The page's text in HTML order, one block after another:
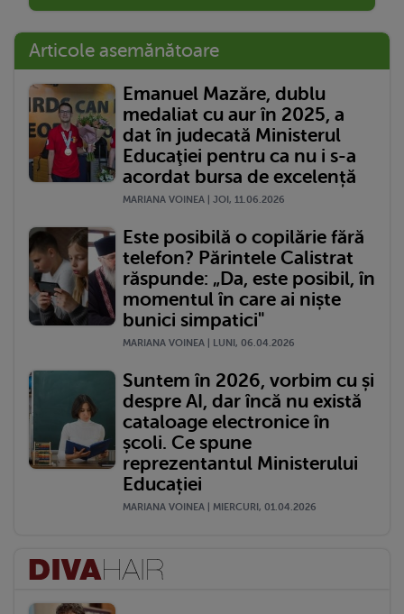
Articole asemănătoare
Emanuel Mazăre, dublu
medaliat cu aur în 2025, a
dat în judecată Ministerul
Educaţiei pentru ca nu i s-a
acordat bursa de excelență
MARIANA VOINEA | JOI, 11.06.2026
Este posibilă o copilărie fără
telefon? Părintele Calistrat
răspunde: „Da, este posibil, în
momentul în care ai niște
bunici simpatici"
MARIANA VOINEA | LUNI, 06.04.2026
Suntem în 2026, vorbim cu și
despre AI, dar încă nu există
cataloage electronice în
școli. Ce spune
reprezentantul Ministerului
Educației
MARIANA VOINEA | MIERCURI, 01.04.2026